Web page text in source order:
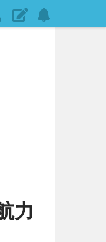
會
員
發
表
設
定
力